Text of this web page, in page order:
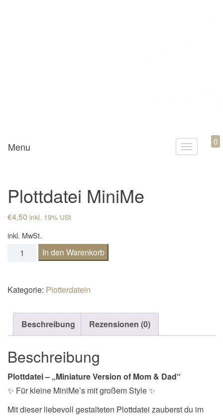
Mamili1910
T
Menu 0
Plottdatei MiniMe
€4,50 inkl. 19% USt
inkl. MwSt.
Plottdatei MiniMe Menge
In den Warenkorb
Kategorie: Plotterdatein
Beschreibung Rezensionen (0)
Beschreibung
Plottdatei – „Miniature Version of Mom & Dad“
✨ Für kleine MiniMe’s mit großem Style ✨
Mit dieser liebevoll gestalteten Plottdatei zauberst du im